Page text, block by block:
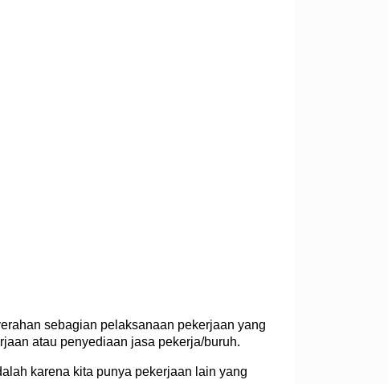
sebagian pelaksanaan pekerjaan yang
atau penyediaan jasa pekerja/buruh.
karena kita punya pekerjaan lain yang